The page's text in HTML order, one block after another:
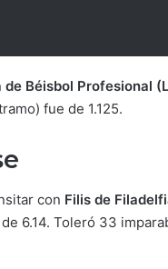
de Béisbol Profesional
fue de 1.125.
con Filis de
6.14. Toleró 33